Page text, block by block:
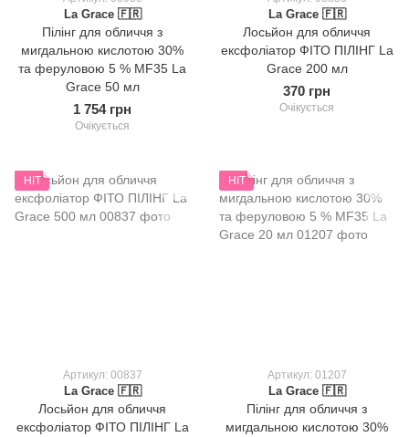
La Grace 🇫🇷
Пілінг для обличчя з
мигдальною кислотою 30%
та феруловою 5 % MF35 La
Grace 50 мл
1 754 грн
Очікується
La Grace 🇫🇷
Лосьйон для обличчя
ексфоліатор ФІТО ПІЛІНГ La
Grace 200 мл
370 грн
Очікується
HIT
Артикул: 00837
La Grace 🇫🇷
Лосьйон для обличчя
ексфоліатор ФІТО ПІЛІНГ La
HIT
Артикул: 01207
La Grace 🇫🇷
Пілінг для обличчя з
мигдальною кислотою 30%